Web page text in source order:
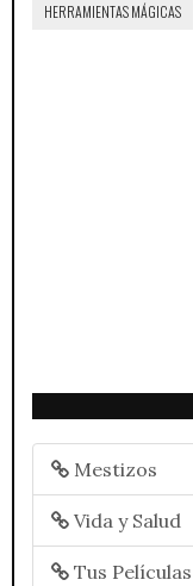
HERRAMIENTAS MÁGICAS
Mestizos
Vida y Salud
Tus